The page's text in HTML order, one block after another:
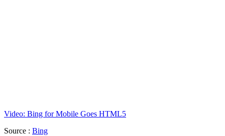
Video: Bing for Mobile Goes HTML5
Source : Bing